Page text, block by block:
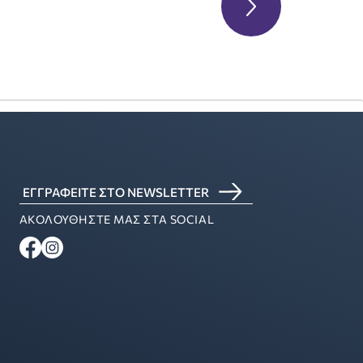
ΕΓΓΡΑΦΕΙΤΕ ΣΤΟ NEWSLETTER
ΑΚΟΛΟΥΘΗΣΤΕ ΜΑΣ ΣΤΑ SOCIAL